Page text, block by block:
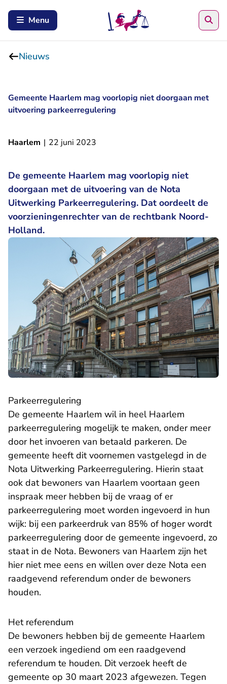
Menu
Nieuws
Gemeente Haarlem mag voorlopig niet doorgaan met
uitvoering parkeerregulering
Haarlem | 22 juni 2023
De gemeente Haarlem mag voorlopig niet
doorgaan met de uitvoering van de Nota
Uitwerking Parkeerregulering. Dat oordeelt de
voorzieningenrechter van de rechtbank Noord-
Holland.
Parkeerregulering
De gemeente Haarlem wil in heel Haarlem
parkeerregulering mogelijk te maken, onder meer
door het invoeren van betaald parkeren. De
gemeente heeft dit voornemen vastgelegd in de
Nota Uitwerking Parkeerregulering. Hierin staat
ook dat bewoners van Haarlem voortaan geen
inspraak meer hebben bij de vraag of er
parkeerregulering moet worden ingevoerd in hun
wijk: bij een parkeerdruk van 85% of hoger wordt
parkeerregulering door de gemeente ingevoerd, zo
staat in de Nota. Bewoners van Haarlem zijn het
hier niet mee eens en willen over deze Nota een
raadgevend referendum onder de bewoners
houden.
Het referendum
De bewoners hebben bij de gemeente Haarlem
een verzoek ingediend om een raadgevend
referendum te houden. Dit verzoek heeft de
gemeente op 30 maart 2023 afgewezen. Tegen